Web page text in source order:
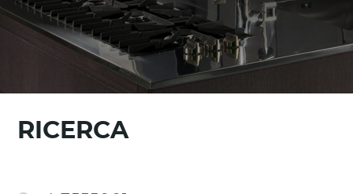
RICERCA